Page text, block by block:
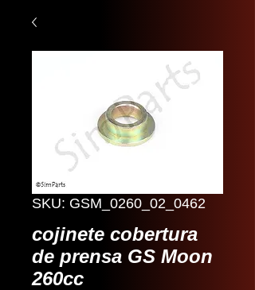
SKU: GSM_0260_02_0462
cojinete cobertura
de prensa GS Moon
260cc